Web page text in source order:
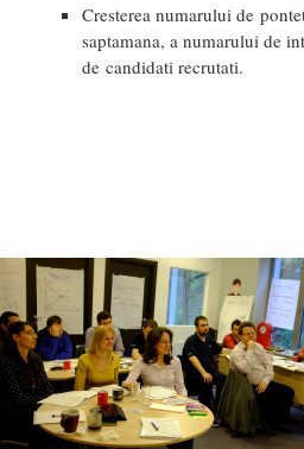
Cresterea numarului de
saptamana, a numarului de
de candidati recrutati.